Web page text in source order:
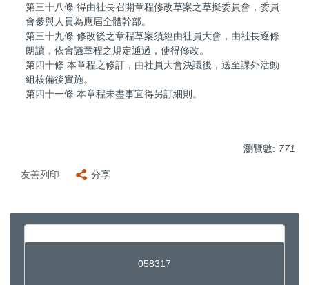
第三十八條 得由社長召開章程修改草案之草擬委員會，委員
會參與人員為應屆全體幹部。
第三十九條 修改後之章程草案須經由社員大會，由社長逐條
朗讀，依會議章程之規定通過，使得修改。
第四十條 本章程之修訂，由社員大會決議後，送至課外活動
組核備後實施。
第四十一條 本章程未盡事宜得另訂細則。
瀏覽數: 771
友善列印 分享
058317